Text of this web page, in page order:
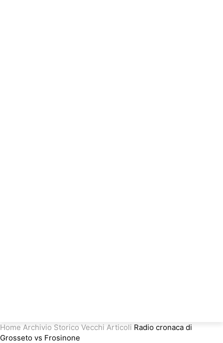
Home Archivio Storico Vecchi Articoli Radio cronaca di
Grosseto vs Frosinone